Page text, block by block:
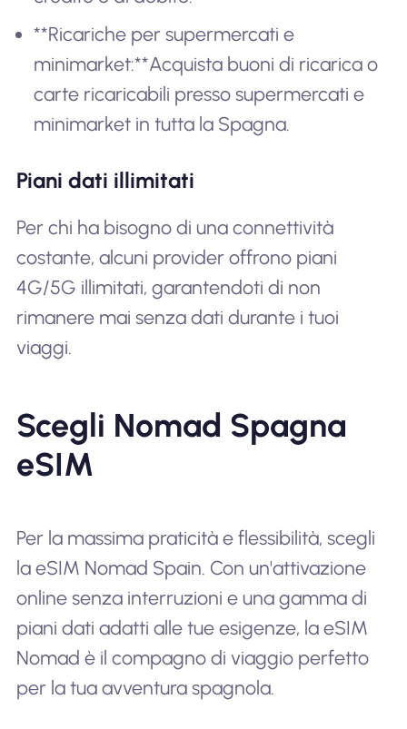
**Ricariche per supermercati e
minimarket:**Acquista buoni di ricarica o
carte ricaricabili presso supermercati e
minimarket in tutta la Spagna.
Piani dati illimitati
Per chi ha bisogno di una connettività
costante, alcuni provider offrono piani
4G/5G illimitati, garantendoti di non
rimanere mai senza dati durante i tuoi
viaggi.
Scegli Nomad Spagna
eSIM
Per la massima praticità e flessibilità, scegli
la eSIM Nomad Spain. Con un'attivazione
online senza interruzioni e una gamma di
piani dati adatti alle tue esigenze, la eSIM
Nomad è il compagno di viaggio perfetto
per la tua avventura spagnola.